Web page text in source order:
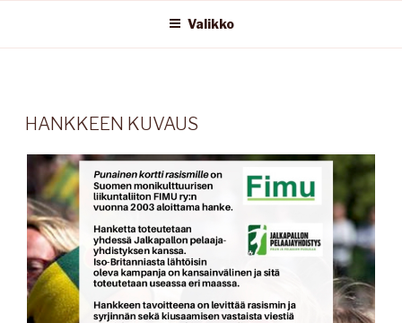
Valikko
JULKAISTU
HANKKEEN KUVAUS